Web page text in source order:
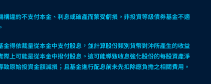
違約不支付本金、利息或破產而蒙受虧損。非投資等級債券基金不適
得依裁量從本金中支付股息，並計算股份類別貨幣對沖所產生的收益
上可能是從本金中撥付股息。這可能導致收息強化股份的每股資產淨
原始投資金額減損；且基金進行配息前未先扣除應負擔之相關費用。